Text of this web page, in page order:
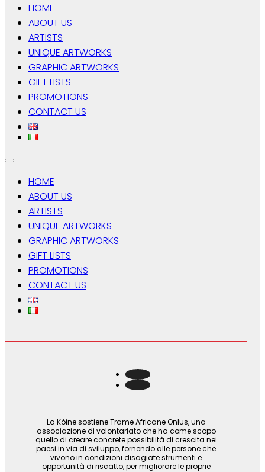
HOME
ABOUT US
ARTISTS
UNIQUE ARTWORKS
GRAPHIC ARTWORKS
GIFT LISTS
PROMOTIONS
CONTACT US
HOME
ABOUT US
ARTISTS
UNIQUE ARTWORKS
GRAPHIC ARTWORKS
GIFT LISTS
PROMOTIONS
CONTACT US
La Kòine sostiene Trame Africane Onlus, una
associazione di volontariato che ha come scopo
quello di creare concrete possibilità di crescita nei
paesi in via di sviluppo, fornendo alle persone che
vivono in condizioni disagiate strumenti e
opportunità di riscatto, per migliorare le proprie